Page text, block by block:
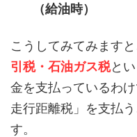
（給油時）
こうしてみてみます
引税・石油ガス税と
金を支払っているわ
走行距離税」を支払
す。